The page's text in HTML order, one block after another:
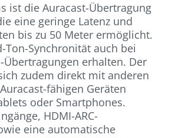
ist die Auracast-Übertragung
eine geringe Latenz und
bis zu 50 Meter ermöglicht.
Synchronität auch bei
Übertragungen erhalten. Der
zudem direkt mit anderen
fähigen Geräten
oder Smartphones.
HDMI-ARC-
eine automatische